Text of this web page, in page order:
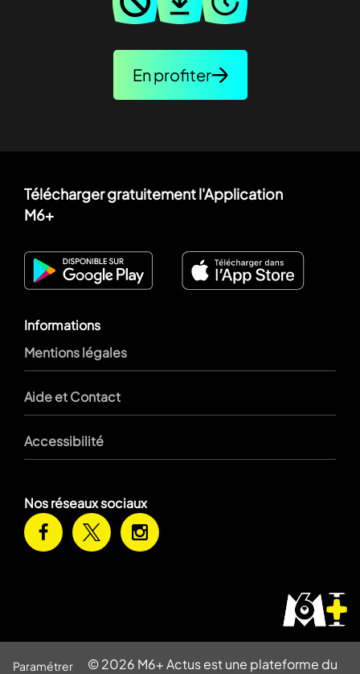
En profiter
Télécharger gratuitement l'Application
M6+
Informations
Mentions légales
Aide et Contact
Accessibilité
Nos réseaux sociaux
Paramétrer © 2026 M6+ Actus est une plateforme du